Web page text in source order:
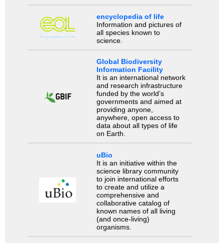
encyclopedia of life
Information and pictures of
all species known to
science.
Global Biodiversity
Information Facility
It is an international network
and research infrastructure
funded by the world’s
governments and aimed at
providing anyone,
anywhere, open access to
data about all types of life
on Earth.
uBio
It is an initiative within the
science library community
to join international efforts
to create and utilize a
comprehensive and
collaborative catalog of
known names of all living
(and once-living)
organisms.